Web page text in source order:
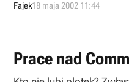
Fajek18 maja 2002 11:44
Prace nad